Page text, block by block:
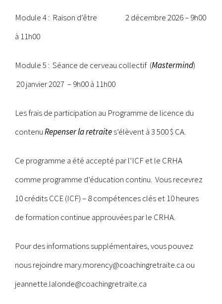
Module 4 : Raison d’être 2 décembre 2026 – 9h00
à 11h00
Module 5 : Séance de cerveau collectif (Mastermind)
20 janvier 2027 – 9h00 à 11h00
Les frais de participation au Programme de licence du
contenuRepenser la retraites’élèvent à 3 500 $ CA.
Ce programme a été accepté par l’ICF et le CRHA
comme programme d’éducation continu. Vous recevrez
10 crédits CCE (ICF) – 8 compétences clés et 10 heures
de formation continue approuvées par le CRHA.
Pour des informations supplémentaires, vous pouvez
nous rejoindre mary.morency@coachingretraite.ca ou
jeannette.lalonde@coachingretraite.ca